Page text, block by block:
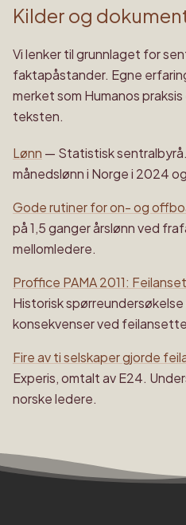
Kilder og
Vi lenker til grunnlaget for
faktapåstander. Egne
merket som Humanos
teksten.
Lønn — Statistisk sentralbyrå.
månedslønn i Norge i 2024
Gode rutiner for on- og
på 1,5 ganger årslønn ved
mellomledere.
Proffice PAMA 2011:
Historisk
konsekvenser ved
Fire av ti selskaper gjorde
Experis, omtalt av E24.
norske ledere.